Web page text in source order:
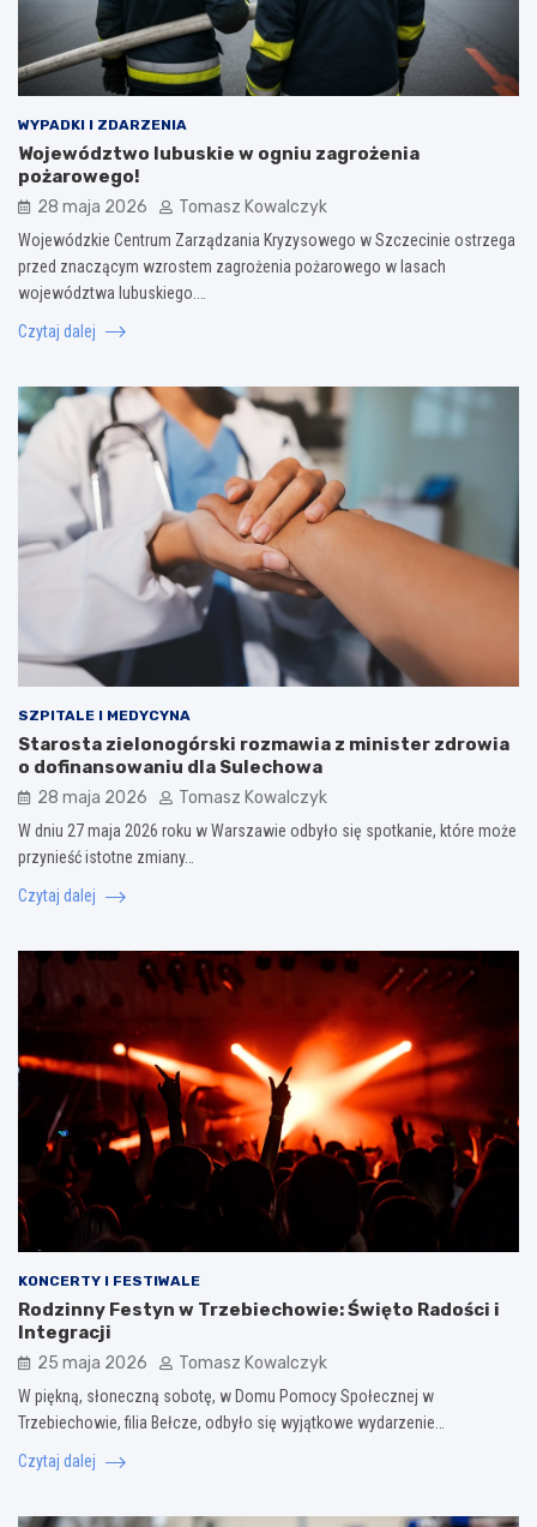
WYPADKI I ZDARZENIA
Województwo lubuskie w ogniu zagrożenia
pożarowego!
28 maja 2026 Tomasz Kowalczyk
Wojewódzkie Centrum Zarządzania Kryzysowego w Szczecinie ostrzega
przed znaczącym wzrostem zagrożenia pożarowego w lasach
województwa lubuskiego.…
Czytaj dalej
SZPITALE I MEDYCYNA
Starosta zielonogórski rozmawia z minister zdrowia
o dofinansowaniu dla Sulechowa
28 maja 2026 Tomasz Kowalczyk
W dniu 27 maja 2026 roku w Warszawie odbyło się spotkanie, które może
przynieść istotne zmiany…
Czytaj dalej
KONCERTY I FESTIWALE
Rodzinny Festyn w Trzebiechowie: Święto Radości i
Integracji
25 maja 2026 Tomasz Kowalczyk
W piękną, słoneczną sobotę, w Domu Pomocy Społecznej w
Trzebiechowie, filia Bełcze, odbyło się wyjątkowe wydarzenie…
Czytaj dalej